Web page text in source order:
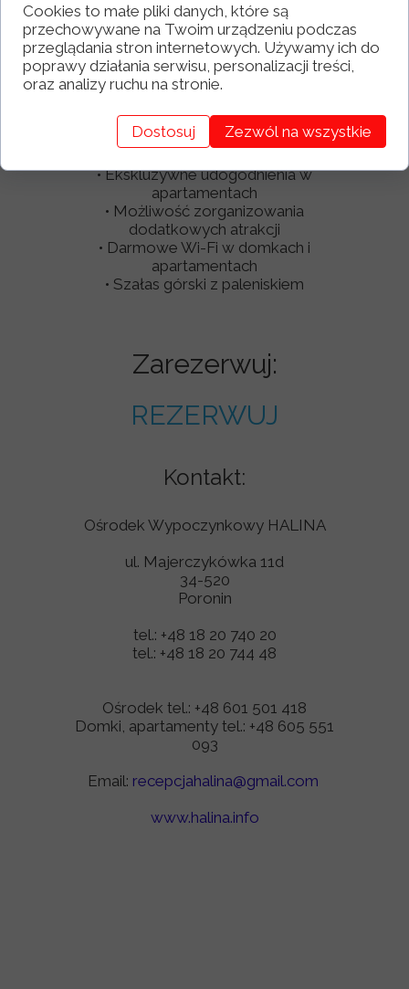
Zalety:
• Oferta dla grup zorganizowanych
• Ogromny wybór miejsc noclegowych
• Ekskluzywne udogodnienia w
apartamentach
• Możliwość zorganizowania
dodatkowych atrakcji
• Darmowe Wi-Fi w domkach i
apartamentach
• Szałas górski z paleniskiem
Zarezerwuj:
REZERWUJ
Kontakt:
Ośrodek Wypoczynkowy HALINA
ul. Majerczykówka 11d
34-520
Poronin
tel.: +48 18 20 740 20
tel.: +48 18 20 744 48
Ośrodek tel.: +48 601 501 418
Domki, apartamenty tel.: +48 605 551
093
Email: recepcjahalina@gmail.com
www.halina.info
Cookies to małe pliki danych, które są
przechowywane na Twoim urządzeniu podczas
przeglądania stron internetowych. Używamy ich do
poprawy działania serwisu, personalizacji treści,
oraz analizy ruchu na stronie.
Dostosuj Zezwól na wszystkie